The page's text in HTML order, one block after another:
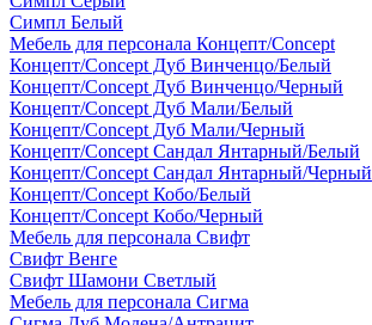
Симпл Белый
Мебель для персонала Концепт/Concept
Концепт/Concept Дуб Винченцо/Белый
Концепт/Concept Дуб Винченцо/Черный
Концепт/Concept Дуб Мали/Белый
Концепт/Concept Дуб Мали/Черный
Концепт/Concept Сандал Янтарный/Белый
Концепт/Concept Сандал Янтарный/Черный
Концепт/Concept Кобо/Белый
Концепт/Concept Кобо/Черный
Мебель для персонала Свифт
Свифт Венге
Свифт Шамони Светлый
Мебель для персонала Сигма